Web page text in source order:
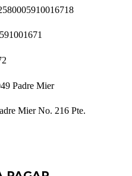
Mier
No. 216 Pte.